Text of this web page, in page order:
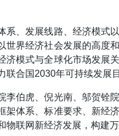
、发展线路、经济模式
界经济社会发展的高度
模式与全球化市场发展
合国2030年可持续发展目
伯虎、倪光南、邬贺铨
体系、标准要求、新经
联网新经济发展，构建